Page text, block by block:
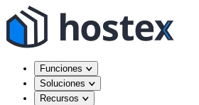
Funciones
Soluciones
Recursos